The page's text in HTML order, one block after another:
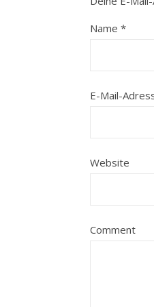
Name *
E-Mail-
Website
Comment